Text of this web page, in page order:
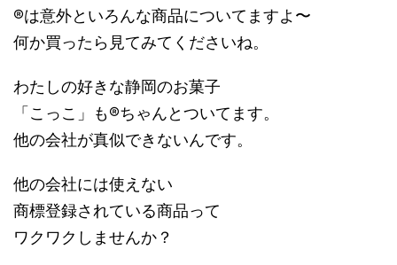
®は意外といろんな商品についてますよ〜
何か買ったら見てみてくださいね。
わたしの好きな静岡のお菓子
「こっこ」も®ちゃんとついてます。
他の会社が真似できないんです。
他の会社には使えない
商標登録されている商品って
ワクワクしませんか？